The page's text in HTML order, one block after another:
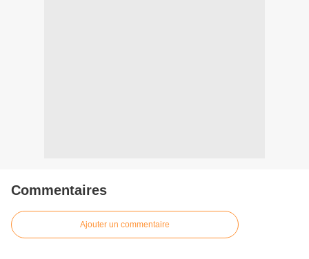
Commentaires
Ajouter un commentaire